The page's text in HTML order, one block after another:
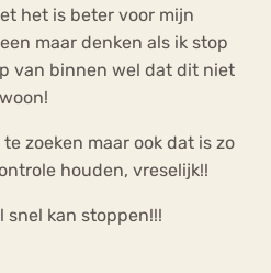
het is beter voor mijn
maar denken als ik stop
van binnen wel dat dit niet
zoeken maar ook dat is zo
houden, vreselijk!!
snel kan stoppen!!!